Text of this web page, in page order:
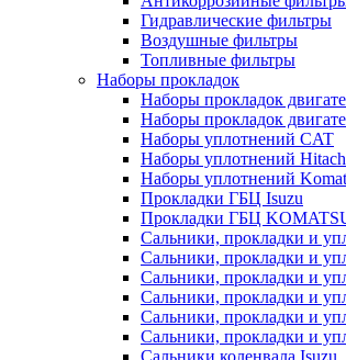
Гидравлические фильтры
Воздушные фильтры
Топливные фильтры
Наборы прокладок
Наборы прокладок
Наборы прокладок
Наборы уплотнений CAT
Наборы уплотнений
Наборы уплотнений
Прокладки ГБЦ Isuzu
Прокладки ГБЦ
Сальники, прокладки и
Сальники, прокладки и
Сальники, прокладки и
Сальники, прокладки и
Сальники, прокладки и
Сальники, прокладки и
Сальники коленвала Isuzu